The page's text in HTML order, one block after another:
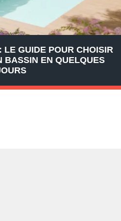
LE GUIDE POUR CHOISIR
BASSIN EN QUELQUES